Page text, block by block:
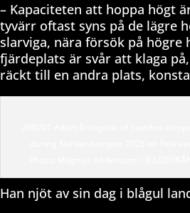
– Kapaciteten att hoppa högt
tyvärr oftast syns på de lägre
slarviga, nära försök på högre
fjärdeplats är svår att klaga
räckt till en andra plats,
Han njöt av sin dag i blågul